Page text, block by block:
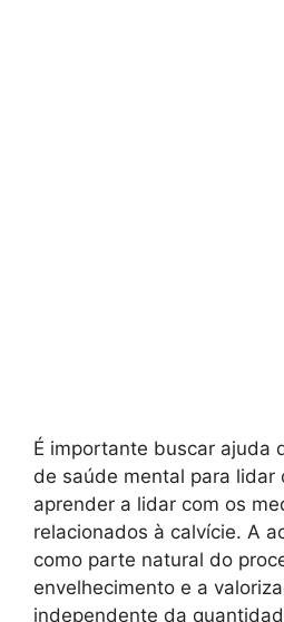
É importante buscar ajuda
de saúde mental para lidar
aprender a lidar com os
relacionados à calvície. A
como parte natural do
envelhecimento e a
independente da